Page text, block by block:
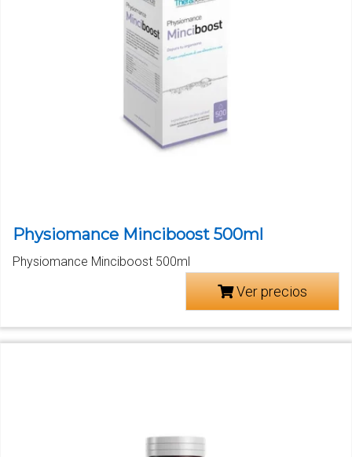
Physiomance Minciboost 500ml
Physiomance Minciboost 500ml
Ver precios